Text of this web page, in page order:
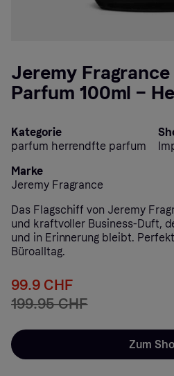
Jeremy
Parfum 100ml –
Kategorie
parfum herrendfte parfum
Marke
Jeremy Fragrance
Das Flagschiff von Jeremy
und kraftvoller Business-Duft,
und in Erinnerung bleibt.
Büroalltag.
99.9 CHF
199.95 CHF
Zum